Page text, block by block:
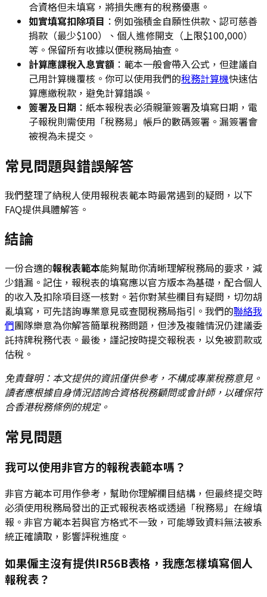
合資格但未填寫，將損失應有的稅務優惠。
如實填寫扣除項目 ：例如強積金自願性供款、認可慈善
捐款（最少$100）、個人進修開支（上限$100,000）
等。保留所有收據以便稅務局抽查。
計算應課稅入息實額 ：範本一般會帶入公式，但建議自
己用計算機覆核。你可以使用我們的稅務計算機快速估
算應繳稅款，避免計算錯誤。
簽署及日期 ：紙本報稅表必須親筆簽署及填寫日期，電
子報稅則需使用「稅務易」帳戶的數碼簽署。漏簽署會
被視為未提交。
常見問題與錯誤解答
我們整理了納稅人使用報稅表範本時最常遇到的疑問，以下
FAQ提供具體解答。
結論
一份合適的報稅表範本能夠幫助你清晰理解稅務局的要求，減
少錯漏。記住，報稅表的填寫應以官方版本為基礎，配合個人
的收入及扣除項目逐一核對。若你對某些欄目有疑問，切勿胡
亂填寫，可先諮詢專業意見或查閱稅務局指引。我們的聯絡我
們團隊樂意為你解答簡單稅務問題，但涉及複雜情況仍建議委
託持牌稅務代表。最後，謹記按時提交報稅表，以免被罰款或
估稅。
免責聲明：本文提供的資訊僅供參考，不構成專業稅務意見。
讀者應根據自身情況諮詢合資格稅務顧問或會計師，以確保符
合香港稅務條例的規定。
常見問題
我可以使用非官方的報稅表範本嗎？
非官方範本可用作參考，幫助你理解欄目結構，但最終提交時
必須使用稅務局發出的正式報稅表格或透過「稅務易」在線填
報。非官方範本若與官方格式不一致，可能導致資料無法被系
統正確讀取，影響評稅進度。
如果僱主沒有提供IR56B表格，我應怎樣填寫個人
報稅表？